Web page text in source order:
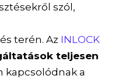
szól,
terén.Az INLOCK
teljesen
kapcsolódnak a